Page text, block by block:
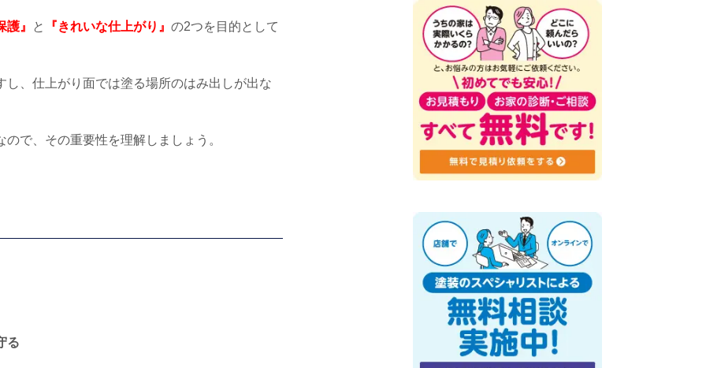
』 と 『きれいな仕上がり』 の2つを目的として
、仕上がり面では塗る場所のはみ出しが出な
で、その重要性を理解しましょう。
る